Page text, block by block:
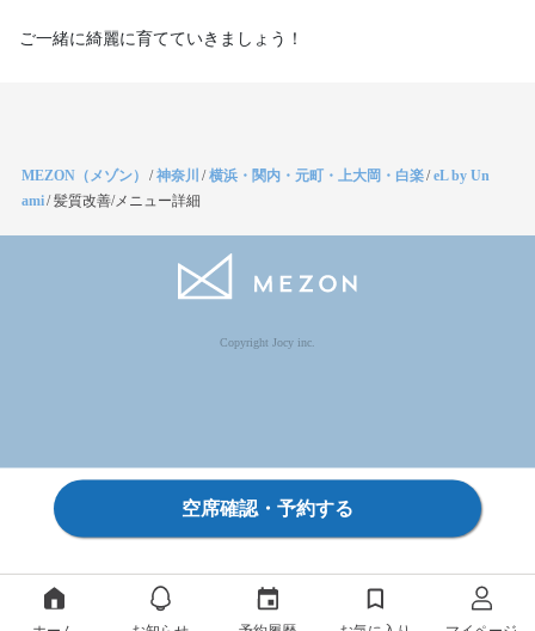
ご一緒に綺麗に育てていきましょう！
MEZON（メゾン） /神奈川 /横浜・関内・元町・上大岡・白楽/eL by Un
ami/髪質改善/メニュー詳細
Copyright Jocy inc.
空席確認・予約する